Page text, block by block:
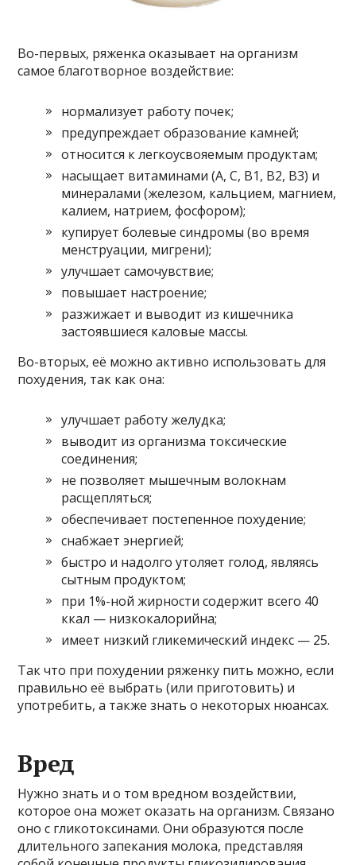
Во-первых, ряженка оказывает на организм
самое благотворное воздействие:
нормализует работу почек;
предупреждает образование камней;
относится к легкоусвояемым продуктам;
насыщает витаминами (А, С, B1, B2, В3) и
минералами (железом, кальцием, магнием,
калием, натрием, фосфором);
купирует болевые синдромы (во время
менструации, мигрени);
улучшает самочувствие;
повышает настроение;
разжижает и выводит из кишечника
застоявшиеся каловые массы.
Во-вторых, её можно активно использовать для
похудения, так как она:
улучшает работу желудка;
выводит из организма токсические
соединения;
не позволяет мышечным волокнам
расщепляться;
обеспечивает постепенное похудение;
снабжает энергией;
быстро и надолго утоляет голод, являясь
сытным продуктом;
при 1%-ной жирности содержит всего 40
ккал — низкокалорийна;
имеет низкий гликемический индекс — 25.
Так что при похудении ряженку пить можно, если
правильно её выбрать (или приготовить) и
употребить, а также знать о некоторых нюансах.
Вред
Нужно знать и о том вредном воздействии,
которое она может оказать на организм. Связано
оно с гликотоксинами. Они образуются после
длительного запекания молока, представляя